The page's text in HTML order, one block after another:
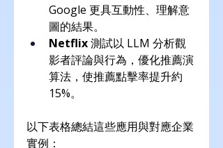
Google 更具互動性、理解意
圖的結果。
Netflix 測試以 LLM 分析觀
影者評論與行為，優化推薦演
算法，使推薦點擊率提升約
15%。
以下表格總結這些應用與對應企業
實例：